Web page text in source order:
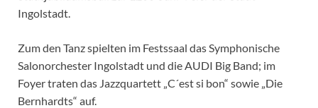
Ingolstadt.
Zum den Tanz spielten im Festssaal das Symphonische
Salonorchester Ingolstadt und die AUDI Big Band; im
Foyer traten das Jazzquartett „C´est si bon“ sowie „Die
Bernhardts“ auf.